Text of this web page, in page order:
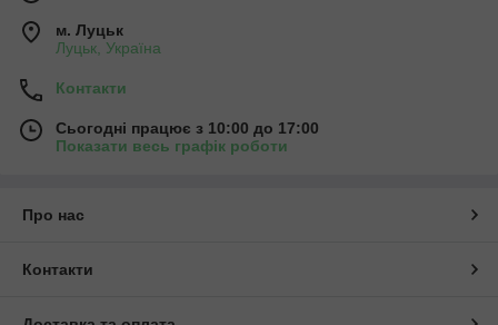
м. Луцьк
Луцьк, Україна
Контакти
Сьогодні працює з 10:00 до 17:00
Показати весь графік роботи
Про нас
Контакти